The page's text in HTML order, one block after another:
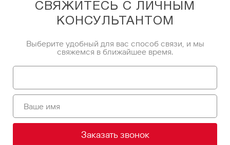
СВЯЖИТЕСЬ С ЛИЧНЫМ
КОНСУЛЬТАНТОМ
Выберите удобный для вас способ связи, и мы
свяжемся в ближайшее время.
Заказать звонок